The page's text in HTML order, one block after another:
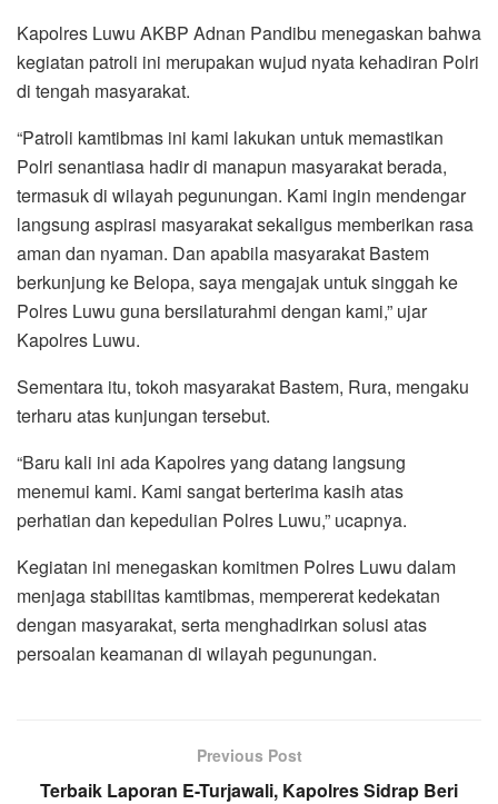
Kapolres Luwu AKBP Adnan Pandibu menegaskan bahwa
kegiatan patroli ini merupakan wujud nyata kehadiran Polri
di tengah masyarakat.
“Patroli kamtibmas ini kami lakukan untuk memastikan
Polri senantiasa hadir di manapun masyarakat berada,
termasuk di wilayah pegunungan. Kami ingin mendengar
langsung aspirasi masyarakat sekaligus memberikan rasa
aman dan nyaman. Dan apabila masyarakat Bastem
berkunjung ke Belopa, saya mengajak untuk singgah ke
Polres Luwu guna bersilaturahmi dengan kami,” ujar
Kapolres Luwu.
Sementara itu, tokoh masyarakat Bastem, Rura, mengaku
terharu atas kunjungan tersebut.
“Baru kali ini ada Kapolres yang datang langsung
menemui kami. Kami sangat berterima kasih atas
perhatian dan kepedulian Polres Luwu,” ucapnya.
Kegiatan ini menegaskan komitmen Polres Luwu dalam
menjaga stabilitas kamtibmas, mempererat kedekatan
dengan masyarakat, serta menghadirkan solusi atas
persoalan keamanan di wilayah pegunungan.
Previous Post
Terbaik Laporan E-Turjawali, Kapolres Sidrap Beri